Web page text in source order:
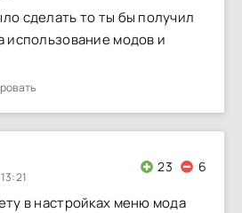
сделать то ты бы получил
использование модов и
23 6
в настройках меню мода